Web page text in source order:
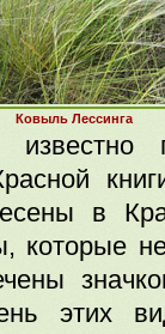
Ковыль Лессинга
в
которые
этих